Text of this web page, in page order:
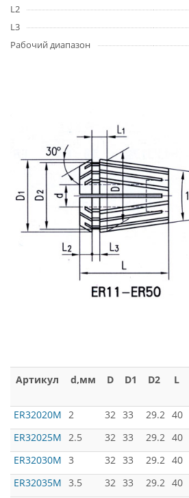
L2
L3
Рабочий диапазон
Артикул d,мм D D1 D2 L
ER32020M 2 32 33 29.2 40
ER32025M 2.5 32 33 29.2 40
ER32030M 3 32 33 29.2 40
ER32035M 3.5 32 33 29.2 40